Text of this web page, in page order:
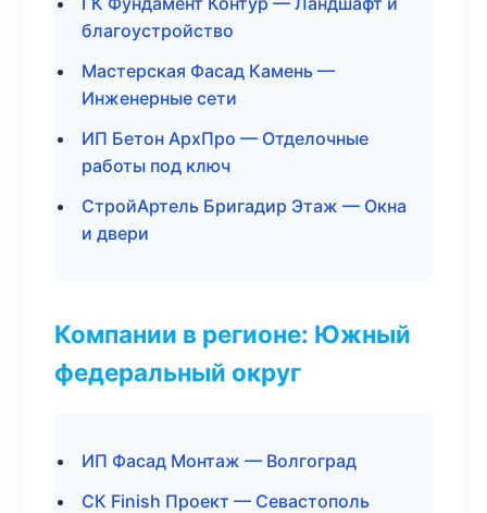
благоустройство
Мастерская Фасад Камень —
Инженерные сети
ИП Бетон АрхПро — Отделочные
работы под ключ
СтройАртель Бригадир Этаж — Окна
и двери
Компании в регионе: Южный
федеральный округ
ИП Фасад Монтаж — Волгоград
СК Finish Проект — Севастополь